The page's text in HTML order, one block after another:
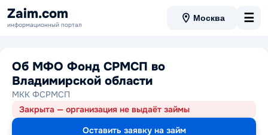
Zaim.com
информационный портал
Москва ☰
Об МФО Фонд СРМСП во
Владимирской области
МКК ФСРМСП
Закрыта — организация не выдаёт займы
Оставить заявку на займ